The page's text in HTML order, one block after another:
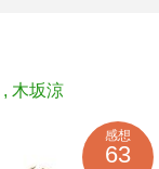
, 木坂涼
感想
63